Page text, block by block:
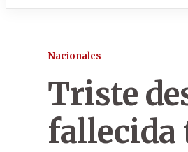
Nacionales
Triste
fallecida